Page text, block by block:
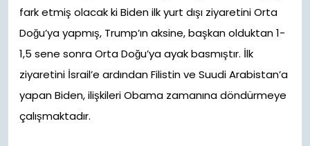
fark etmiş olacak ki Biden ilk yurt dışı ziyaretini Orta
Doğu’ya yapmış, Trump’ın aksine, başkan olduktan 1-
1,5 sene sonra Orta Doğu’ya ayak basmıştır. İlk
ziyaretini İsrail’e ardından Filistin ve Suudi Arabistan’a
yapan Biden, ilişkileri Obama zamanına döndürmeye
çalışmaktadır.